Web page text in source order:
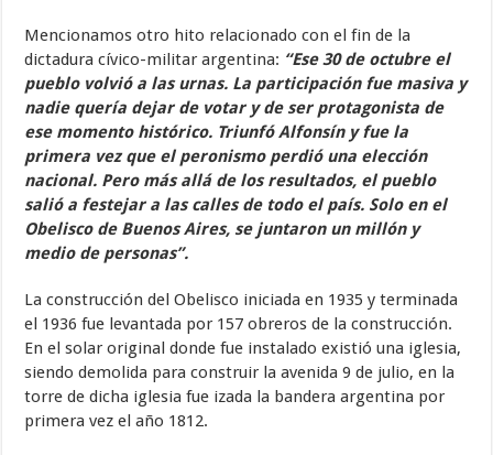
Mencionamos otro hito relacionado con el fin de la
dictadura cívico-militar argentina: “Ese 30 de octubre el
pueblo volvió a las urnas. La participación fue masiva y
nadie quería dejar de votar y de ser protagonista de
ese momento histórico. Triunfó Alfonsín y fue la
primera vez que el peronismo perdió una elección
nacional. Pero más allá de los resultados, el pueblo
salió a festejar a las calles de todo el país. Solo en el
Obelisco de Buenos Aires, se juntaron un millón y
medio de personas”.
La construcción del Obelisco iniciada en 1935 y terminada
el 1936 fue levantada por 157 obreros de la construcción.
En el solar original donde fue instalado existió una iglesia,
siendo demolida para construir la avenida 9 de julio, en la
torre de dicha iglesia fue izada la bandera argentina por
primera vez el año 1812.